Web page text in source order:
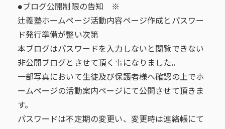
●ブログ公開制限の告知 ※
辻義塾ホームページ活動内容ページ作成とパスワー
ド発行準備が整い次第
本ブログはパスワードを入力しないと閲覧できない
非公開ブログとさせて頂く事になりました。
一部写真において生徒及び保護者様へ確認の上でホ
ームページの活動案内ページにて公開させて頂きま
す。
パスワードは不定期の変更い、変更時は連絡帳にて